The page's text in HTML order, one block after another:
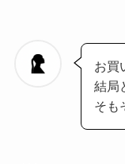
お買
結局
そも